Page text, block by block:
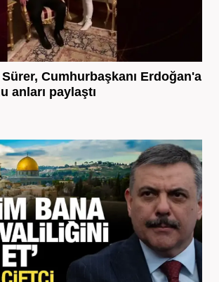
Sürer, Cumhurbaşkanı Erdoğan'a
anları paylaştı